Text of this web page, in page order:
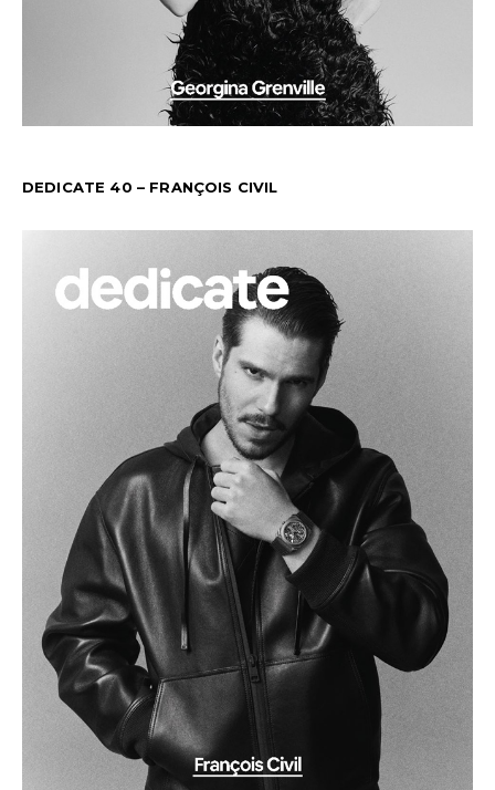
DEDICATE 40 – FRANÇOIS CIVIL